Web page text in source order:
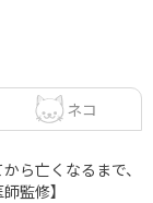
ネコ
ら亡くなるまで、
監修】